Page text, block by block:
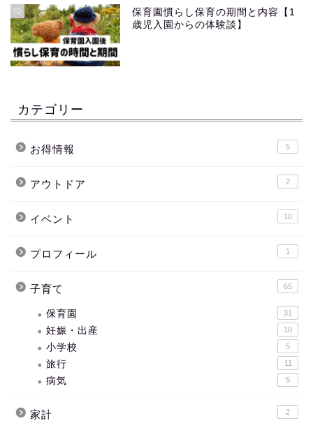
10
保育園慣らし保育の期間と内容【1
歳児入園からの体験談】
カテゴリー
お得情報 5
アウトドア 2
イベント 10
プロフィール 1
子育て 65
保育園 31
妊娠・出産 10
小学校 5
旅行 11
病気 5
家計 2